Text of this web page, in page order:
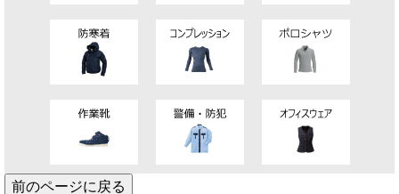
前のページに戻る